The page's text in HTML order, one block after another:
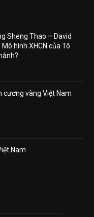
Sheng Thao – David
hình XHCN của Tô
cương vàng Việt Nam
Nam